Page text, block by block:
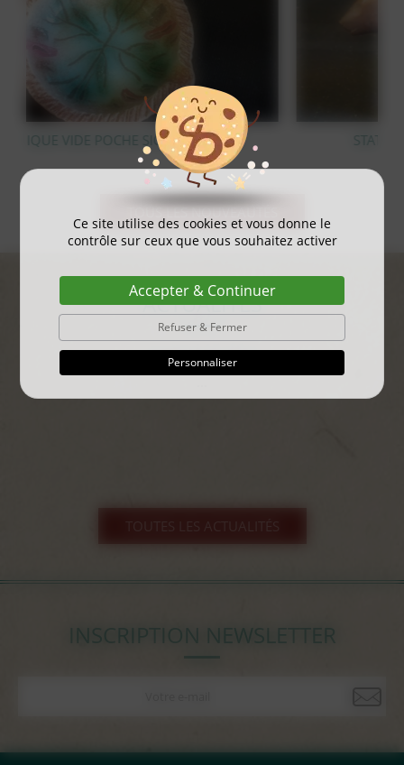
Ce site utilise des cookies et vous donne le
contrôle sur ceux que vous souhaitez activer
Accepter & Continuer
Refuser & Fermer
Personnaliser
STATUE OURS POLAIRE EN BRONZE
TOUS LES NOUVEAUTÉS
ACTUALITÉS
gayant expo 2025
...
INSCRIPTION NEWSLETTER